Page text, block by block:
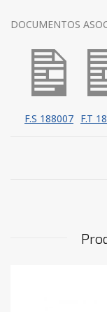
DOCUMENTOS
F.S 188007 F.T